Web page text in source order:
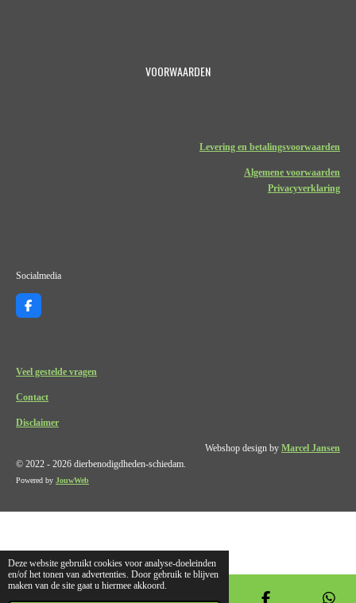
Deze website gebruikt cookies voor analyse-doeleinden
en/of het tonen van advertenties. Door gebruik te blijven
maken van de site gaat u hiermee akkoord.
VOORWAARDEN
Levering en betalingsvoorwaarden
Algemene voorwaarden
Privacyverklaring
Socialmedia
F
a
o
Veel gestelde vragen
Contact
Disclaimer
Webshop design by Marcel Jansen
© 2022 - 2026 dierbenodigdheden-schiedam.
Powered by JouwWeb